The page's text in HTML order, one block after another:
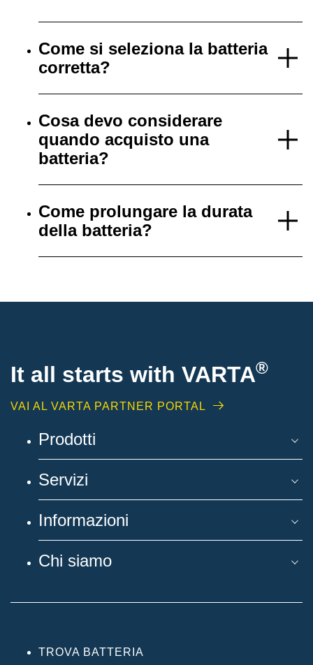
Come si seleziona la batteria
corretta?
Cosa devo considerare
quando acquisto una
batteria?
Come prolungare la durata
della batteria?
It all starts with VARTA®
VAI AL VARTA PARTNER PORTAL
Prodotti
Servizi
Informazioni
Chi siamo
TROVA BATTERIA